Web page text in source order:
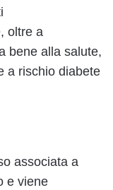
oltre a
bene alla salute,
a rischio diabete
associata a
e viene